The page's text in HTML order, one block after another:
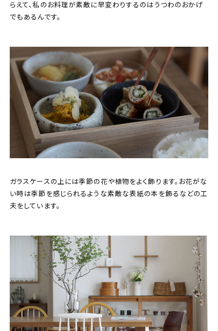
らえて、私のお料理が素敵に早変わりするのはうつわのおかげ
でもあるんです。
ガラスケースの上には季節の花や植物をよく飾ります。お花がな
い時は季節を感じられるような素敵な表紙の本を飾るなどの工
夫をしています。